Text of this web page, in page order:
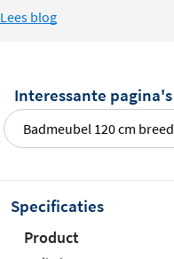
bevestigingsmateriaal.
sifon zijn niet
kraan en afvoer kunt
Lees blog
Interessante pagina's
Badmeubel 120 cm breed
Specificaties
Product